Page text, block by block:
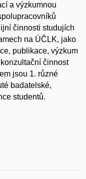
a výzkumnou
činnosti studujích
na ÚČLK, jako
publikace, výzkum
činnost
jsou 1. různé
badatelské,
studentů.